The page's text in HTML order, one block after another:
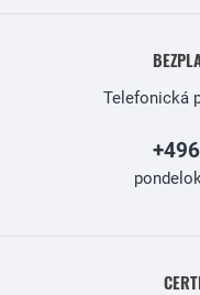
Telefonická